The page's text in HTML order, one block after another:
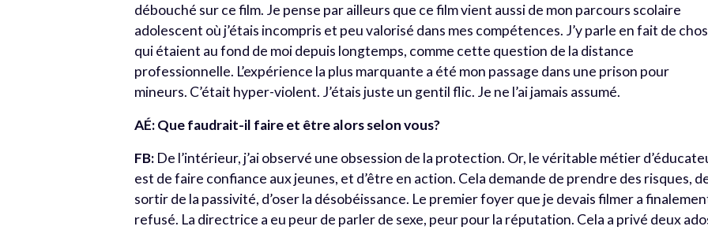
débouché sur ce film. Je pense par ailleurs que ce film vient aussi de mon parcours scolaire
adolescent où j’étais incompris et peu valorisé dans mes compétences. J’y parle en fait de
qui étaient au fond de moi depuis longtemps, comme cette question de la distance
professionnelle. L’expérience la plus marquante a été mon passage dans une prison pour
mineurs. C’était hyper-violent. J’étais juste un gentil flic. Je ne l’ai jamais assumé.
AÉ: Que faudrait-il faire et être alors selon vous?
FB: De l’intérieur, j’ai observé une obsession de la protection. Or, le véritable métier
est de faire confiance aux jeunes, et d’être en action. Cela demande de prendre des risques,
sortir de la passivité, d’oser la désobéissance. Le premier foyer que je devais filmer a
refusé. La directrice a eu peur de parler de sexe, peur pour la réputation. Cela a privé deux